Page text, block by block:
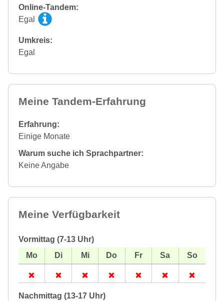
Online-Tandem:
Egal
Umkreis:
Egal
Meine Tandem-Erfahrung
Erfahrung:
Einige Monate
Warum suche ich Sprachpartner:
Keine Angabe
Meine Verfügbarkeit
Vormittag (7-13 Uhr)
Nachmittag (13-17 Uhr)